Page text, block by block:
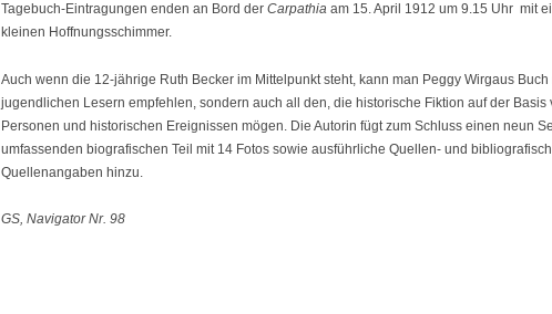
Tagebuch-Eintragungen enden an Bord der Carpathia am 15. April 1912 um 9.15 Uhr mit
kleinen Hoffnungsschimmer.
Auch wenn die 12-jährige Ruth Becker im Mittelpunkt steht, kann man Peggy Wirgaus Buch
jugendlichen Lesern empfehlen, sondern auch all den, die historische Fiktion auf der Basis
Personen und historischen Ereignissen mögen. Die Autorin fügt zum Schluss einen neun
umfassenden biografischen Teil mit 14 Fotos sowie ausführliche Quellen- und
Quellenangaben hinzu.
GS, Navigator Nr. 98